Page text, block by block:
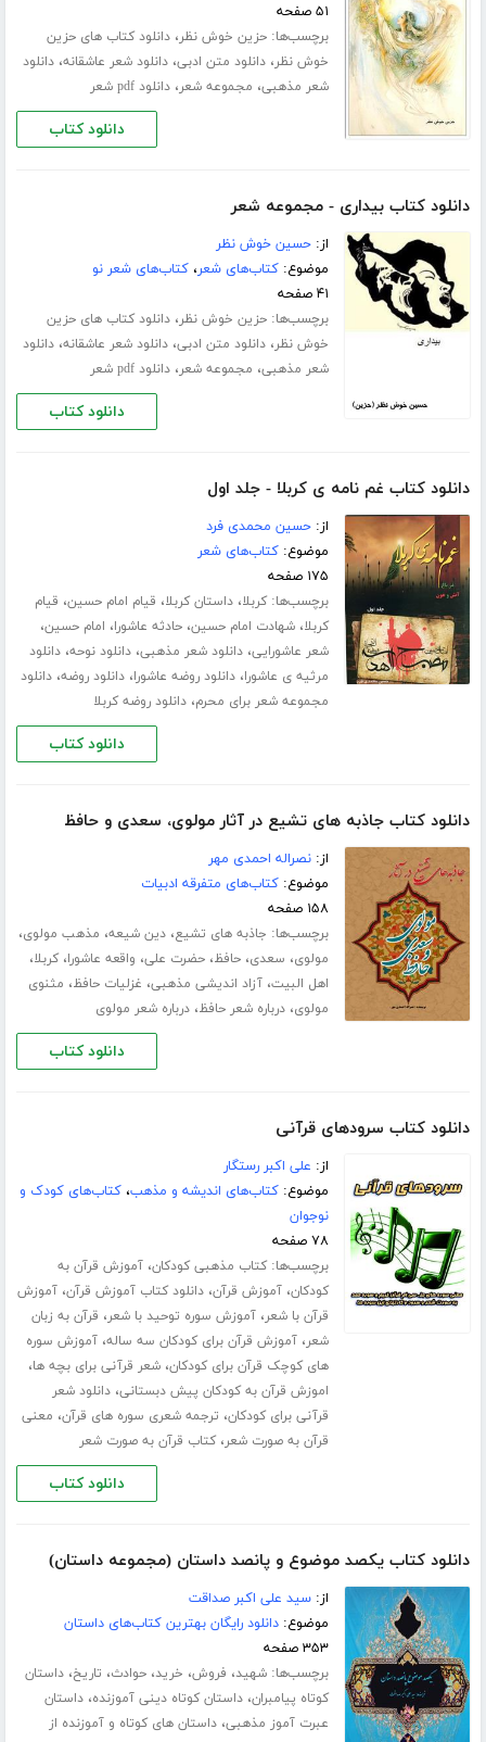
۵۱ صفحه
برچسب‌ها:حزین خوش نظر،دانلود کتاب های حزین
خوش نظر،دانلود متن ادبی،دانلود شعر عاشقانه،دانلود
شعر مذهبی، مجموعه شعر،دانلود pdf شعر
دانلود کتاب
دانلود کتاب بیداری - مجموعه شعر
از:حسین خوش نظر
موضوع:کتاب‌های شعر،کتاب‌های شعر نو
۴۱ صفحه
برچسب‌ها:حزین خوش نظر،دانلود کتاب های حزین
خوش نظر،دانلود متن ادبی،دانلود شعر عاشقانه،دانلود
شعر مذهبی، مجموعه شعر،دانلود pdf شعر
دانلود کتاب
دانلود کتاب غم نامه ی کربلا - جلد اول
از:حسین محمدی فرد
موضوع:کتاب‌های شعر
۱۷۵ صفحه
برچسب‌ها:کربلا،داستان کربلا، قیام امام حسین، قیام
کربلا،شهادت امام حسین،حادثه عاشورا، امام حسین،
شعر عاشورایی،دانلود شعر مذهبی،دانلود نوحه،دانلود
مرثیه ی عاشورا،دانلود روضه عاشورا،دانلود روضه،دانلود
مجموعه شعر برای محرم،دانلود روضه کربلا
دانلود کتاب
دانلود کتاب جاذبه های تشیع در آثار مولوی، سعدی و حافظ
از:نصراله احمدی مهر
موضوع:کتاب‌های متفرقه ادبیات
۱۵۸ صفحه
برچسب‌ها: جاذبه های تشیع،دین شیعه، مذهب مولوی،
مولوی، سعدی،حافظ،حضرت علی، واقعه عاشورا،کربلا،
اهل البیت،آزاد اندیشی مذهبی، غزلیات حافظ، مثنوی
مولوی،درباره شعر حافظ،درباره شعر مولوی
دانلود کتاب
دانلود کتاب سرودهای قرآنی
از: علی اکبر رستگار
موضوع:کتاب‌های اندیشه و مذهب،کتاب‌های کودک و
نوجوان
۷۸ صفحه
برچسب‌ها:کتاب مذهبی کودکان،آموزش قرآن به
کودکان،آموزش قرآن،دانلود کتاب آموزش قرآن،آموزش
قرآن با شعر،آموزش سوره توحید با شعر، قرآن به زبان
شعر،آموزش قرآن برای کودکان سه ساله،آموزش سوره
های کوچک قرآن برای کودکان،شعر قرآنی برای بچه ها،
اموزش قرآن به کودکان پیش دبستانی،دانلود شعر
قرآنی برای کودکان، ترجمه شعری سوره های قرآن، معنی
قرآن به صورت شعر،کتاب قرآن به صورت شعر
دانلود کتاب
دانلود کتاب یکصد موضوع و پانصد داستان (مجموعه داستان)
از:سید علی اکبر صداقت
موضوع:دانلود رایگان بهترین کتاب‌های داستان
۳۵۳ صفحه
برچسب‌ها:شهید، فروش، خرید،حوادث، تاریخ،داستان
کوتاه پیامبران،داستان کوتاه دینی آموزنده،داستان
عبرت آموز مذهبی،داستان های کوتاه و آموزنده از